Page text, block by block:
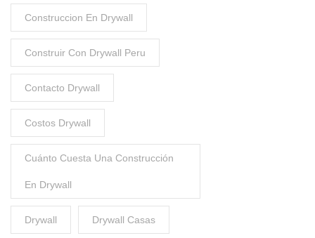
Construccion En Drywall
Construir Con Drywall Peru
Contacto Drywall
Costos Drywall
Cuánto Cuesta Una Construcción
En Drywall
Drywall Drywall Casas